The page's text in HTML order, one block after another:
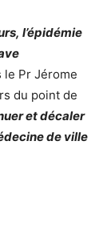
l’épidémie
le Pr Jérome
du point de
et décaler
de ville